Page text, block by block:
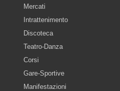
Mercati
Intrattenimento
Discoteca
Teatro-Danza
Corsi
Gare-Sportive
Manifestazioni